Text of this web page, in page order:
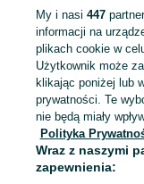
KATEGORIA
Mapa kategorii
Mapa miejscowości
Mapa ministron
My i nasi 447
informacji na
plikach cookie w
Użytkownik może
klikając poniżej lub
prywatności. Te
nie będą miały
Polityka
Wraz z naszymi
zapewnienia: